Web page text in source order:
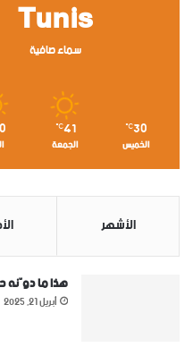
Tunis
سماء صافية
30
℃
الخميس
41
℃
الجمعة
الأشهر
هذا ما دوّنه
أبريل 21, 2025